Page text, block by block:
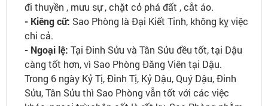
đi thuyền , mưu sự , chặt cỏ phá đất , cắt áo.
- Kiêng cữ: Sao Phòng là Đại Kiết Tinh, không kỵ việc
chi cả.
- Ngoại lệ: Tại Đinh Sửu và Tân Sửu đều tốt, tại Dậu
càng tốt hơn, vì Sao Phòng Đăng Viên tại Dậu.
Trong 6 ngày Kỷ Tị, Đinh Tị, Kỷ Dậu, Quý Dậu, Đinh
Sửu, Tân Sửu thì Sao Phòng vẫn tốt với các việc